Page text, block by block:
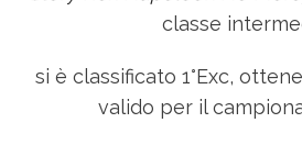
classe
si è classificato 1°Exc,
valido per il